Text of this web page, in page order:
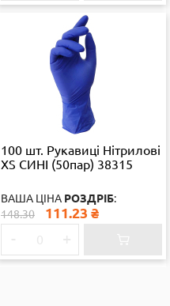
100 шт. Рукавиці Нітрилові
XS СИНІ (50пар) 38315
ВАША ЦІНА РОЗДРІБ:
148.30
111.23 ₴